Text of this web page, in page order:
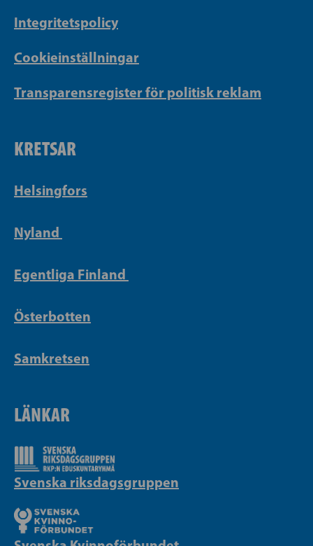
Integritetspolicy
Cookieinställningar
Transparensregister för politisk reklam
KRETSAR
Helsingfors
Nyland
Egentliga Finland
Österbotten
Samkretsen
LÄNKAR
Svenska riksdagsgruppen